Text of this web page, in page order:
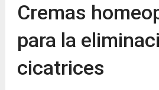
Cremas
para la
cicatrices